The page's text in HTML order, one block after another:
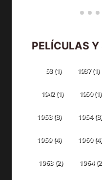
PELÍCULAS Y
53(1) 1937(1)
1942(1) 1950(1)
1953(3) 1954(3)
1959(4) 1960(4)
1963 (2) 1964